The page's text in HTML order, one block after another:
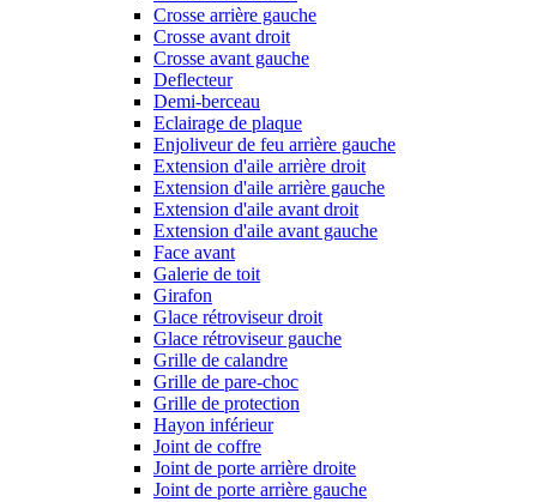
Crosse arrière gauche
Crosse avant droit
Crosse avant gauche
Deflecteur
Demi-berceau
Eclairage de plaque
Enjoliveur de feu arrière gauche
Extension d'aile arrière droit
Extension d'aile arrière gauche
Extension d'aile avant droit
Extension d'aile avant gauche
Face avant
Galerie de toit
Girafon
Glace rétroviseur droit
Glace rétroviseur gauche
Grille de calandre
Grille de pare-choc
Grille de protection
Hayon inférieur
Joint de coffre
Joint de porte arrière droite
Joint de porte arrière gauche